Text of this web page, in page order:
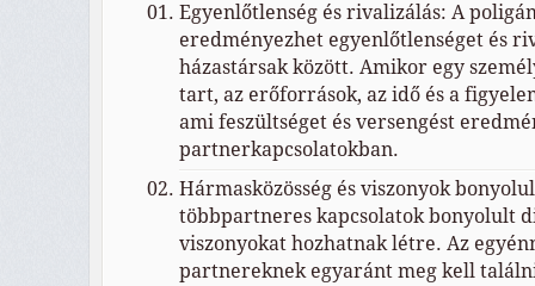
Egyenlőtlenség és rivalizálás: A
eredményezhet egyenlőtlenséget és
házastársak között. Amikor egy
tart, az erőforrások, az idő és a
ami feszültséget és versengést
partnerkapcsolatokban.
Hármasközösség és viszonyok
többpartneres kapcsolatok bonyolult
viszonyokat hozhatnak létre. Az
partnereknek egyaránt meg kell